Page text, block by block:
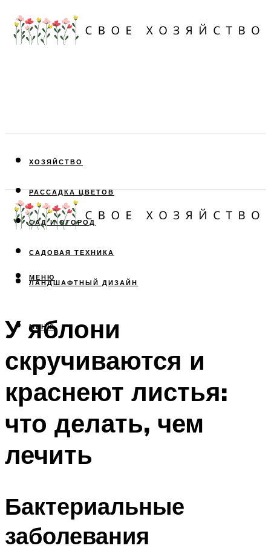
ХОЗЯЙСТВО
РАССАДКА ЦВЕТОВ
САД И ОГОРОД
САДОВАЯ ТЕХНИКА
ЛАНДШАФТНЫЙ ДИЗАЙН
МЕНЮ
МЕНЮ
У яблони
скручиваются и
краснеют листья:
что делать, чем
лечить
Бактериальные
заболевания